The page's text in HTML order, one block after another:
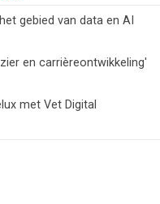
gebied van data en AI
en carrièreontwikkeling'
met Vet Digital